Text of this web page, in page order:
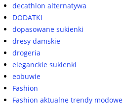
decathlon alternatywa
DODATKI
dopasowane sukienki
dresy damskie
drogeria
eleganckie sukienki
eobuwie
Fashion
Fashion aktualne trendy modowe